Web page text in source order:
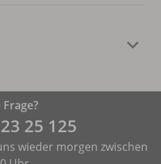
25 125
wieder morgen zwischen